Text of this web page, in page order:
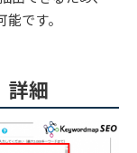
です。
詳細